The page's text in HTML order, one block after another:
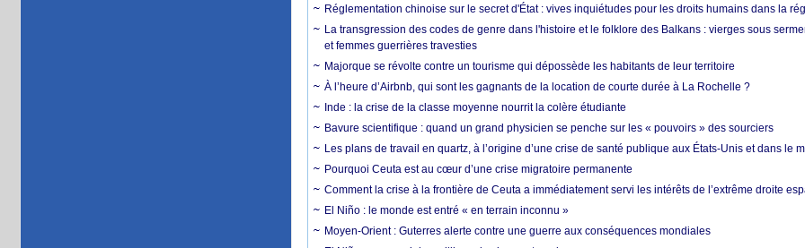
Réglementation chinoise sur le secret d'État : vives inquiétudes pour les droits humains dans la
La transgression des codes de genre dans l'histoire et le folklore des Balkans : vierges sous
et femmes guerrières travesties
Majorque se révolte contre un tourisme qui dépossède les habitants de leur territoire
À l’heure d’Airbnb, qui sont les gagnants de la location de courte durée à La Rochelle ?
Inde : la crise de la classe moyenne nourrit la colère étudiante
Bavure scientifique : quand un grand physicien se penche sur les « pouvoirs » des sourciers
Les plans de travail en quartz, à l’origine d’une crise de santé publique aux États-Unis et dans le
Pourquoi Ceuta est au cœur d’une crise migratoire permanente
Comment la crise à la frontière de Ceuta a immédiatement servi les intérêts de l’extrême droite
El Niño : le monde est entré « en terrain inconnu »
Moyen-Orient : Guterres alerte contre une guerre aux conséquences mondiales